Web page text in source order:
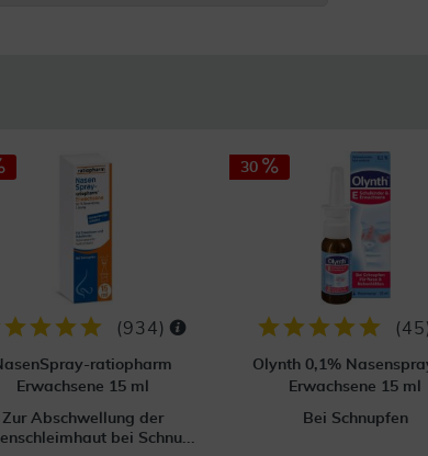
(934)
ratiopharm
Erwachsene 15 ml
Zur Abschwellung der
bei Schnu...
30
(45)
Olynth 0,1%
Erwachsene 15 ml
Bei Schnupfen